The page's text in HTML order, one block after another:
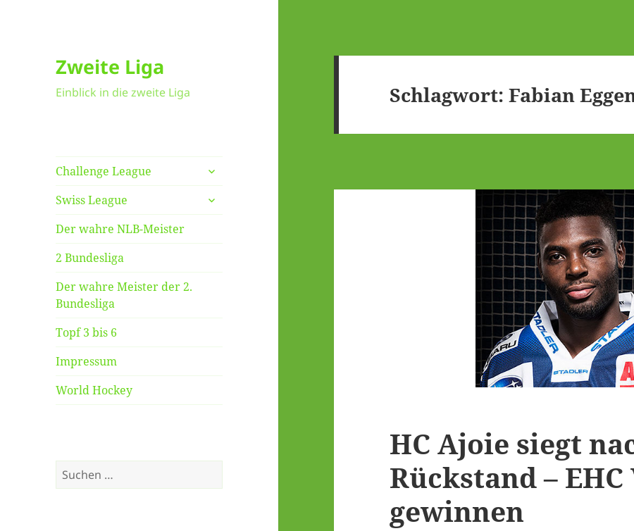
Zweite Liga
Einblick in die zweite Liga
Challenge League
untermenü
anzeigen
Swiss League
untermenü
anzeigen
Der wahre NLB-Meister
2 Bundesliga
Der wahre Meister der 2.
Bundesliga
Topf 3 bis 6
Impressum
World Hockey
Suche
nach:
Schlagwort:Fabian
HC Ajoie siegt
Rückstand –
gewinnen